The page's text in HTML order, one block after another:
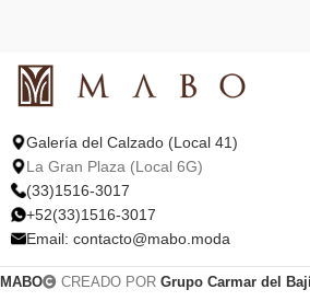
Galería del Calzado (Local 41)
La Gran Plaza (Local 6G)
(33)1516-3017
+52(33)1516-3017
Email: contacto@mabo.moda
MABO CREADO POR Grupo Carmar del